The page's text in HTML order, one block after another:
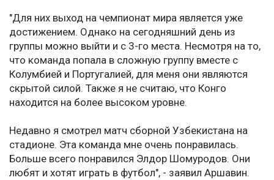
"Для них выход на чемпионат мира является уже
достижением. Однако на сегодняшний день из
группы можно выйти и с 3-го места. Несмотря на то,
что команда попала в сложную группу вместе с
Колумбией и Португалией, для меня они являются
скрытой силой. Также я не считаю, что Конго
находится на более высоком уровне.
Недавно я смотрел матч сборной Узбекистана на
стадионе. Эта команда мне очень понравилась.
Больше всего понравился Элдор Шомуродов. Они
любят и хотят играть в футбол", - заявил Аршавин.